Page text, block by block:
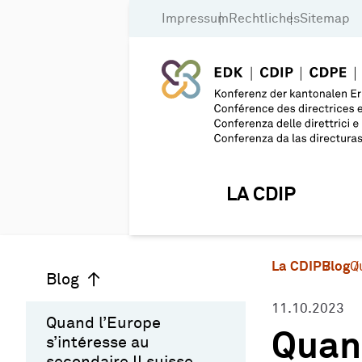
Impressum RechtlichesSitemap
LA CDIP
Blog
Quand l’Europe
s’intéresse au
La CDIPBlog
11.10.2023